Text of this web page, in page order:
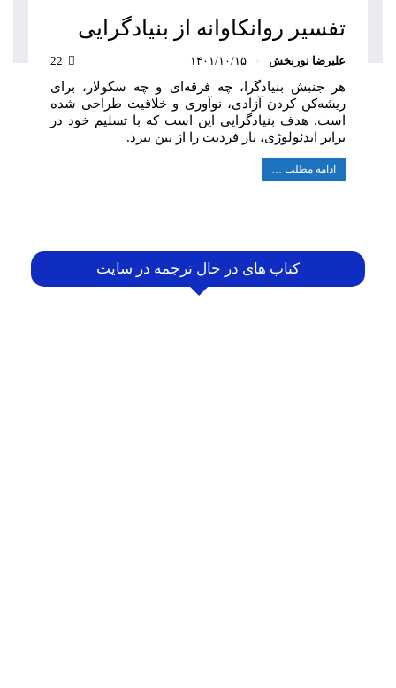
تفسیر روانکاوانه از بنیادگرایی
علیرضا نوربخش ۱۴۰۱/۱۰/۱۵
هر جنبش بنیادگرا، چه فرقه‌ای و چه سکولار، برای
ریشه‌کن کردن آزادی، نوآوری و خلاقیت طراحی شده
است. هدف بنیادگرایی این است که با تسلیم خود در
برابر ایدئولوژی، بار فردیت را از بین ببرد.
ادامه مطلب …
کتاب های در حال ترجمه در سایت